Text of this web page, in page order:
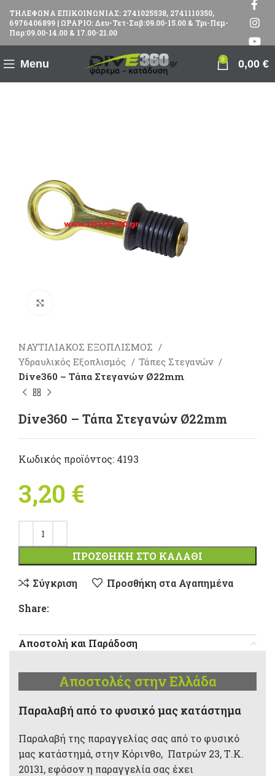
ΤΗΛΕΦΩΝΑ ΕΠΙΚΟΙΝΩΝΙΑΣ: 2741025538, 2741110350,
6976406899 | ΩΡΑΡΙΟ: Δευ-Τετ-Σαβ:09.00-15.00 & Τρι-Πεμ-
Παρ:09.00-14.00 & 17.00-21.00
Menu 0 0,00 €
ΝΑΥΤΙΛΙΑΚΟΣ ΕΞΟΠΛΙΣΜΟΣ
Υδραυλικός Εξοπλισμός
Τάπες Στεγανών
Dive360 – Τάπα Στεγανών Ø22mm
Dive360 – Τάπα Στεγανών Ø22mm
Κωδικός προϊόντος: 4193
3,20 €
ΠΡΟΣΘΉΚΗ ΣΤΟ ΚΑΛΆΘΙ
Σύγκριση
Προσθήκη στα Αγαπημένα
Share:
Αποστολή και Παράδοση
Αποστολές στην Ελλάδα
Παραλαβή από το φυσικό μας κατάστημα
Παραλαβή της παραγγελίας σας από το φυσικό
μας κατάστημά, στην Κόρινθο, Πατρών 23, Τ.Κ.
20131, εφόσον η παραγγελία σας έχει